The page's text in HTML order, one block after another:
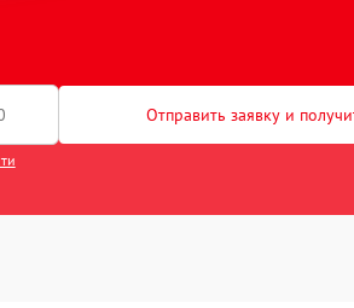
Отправить заявку и